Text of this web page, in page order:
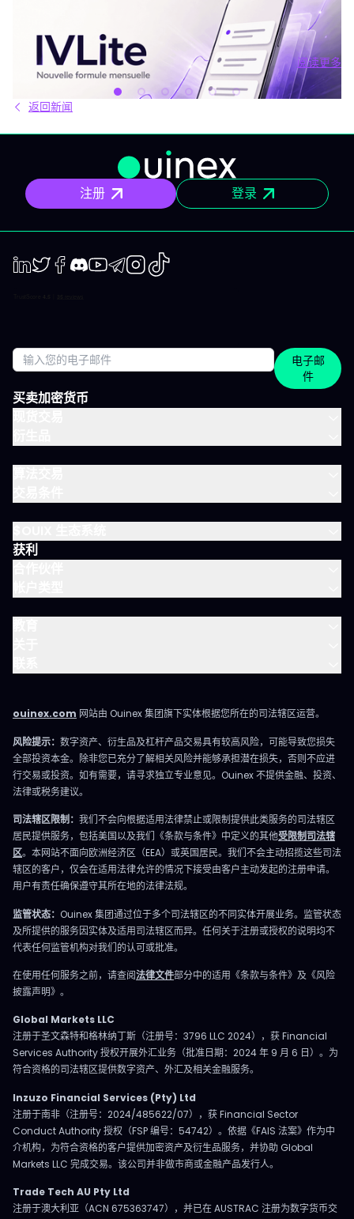
IVLite：IVT精华通知，每月仅29欧元 清晰的计划、市场简报和回
顾，直接送达您的手机与电脑，仅此而已。 问题不在于信息匮乏，
而是过剩。每天都有数十种分析、相互矛盾的观点和信号交织在市
场中。结果就是：你推迟，把事情留到“以后”，最后只能被动应对市
场，而不是主动掌控。 IVLite正是基于这个现象而诞生的。每月
29€，只为你提供一件事：IVT的核心内容通知。 IVLite究竟是什
么？ IVLite即IVT通知的访问权，仅此而已。 具体来说，你会在手机
和电脑上收到IVT教练们制作的清晰计划、短期及中期简报和市场回
信息流，无需额外的动态，不会有无关填充内容。 专为积极投资、
但有正职工作、有生活，无法整天盯着屏幕的人设计。 你将获得哪
些内容？ 精确的市场信息 清晰的情景与关键位，一目了然。你会明
确聚焦要点，不会分心。 明确的计划 预设了操作框架：关注区域、
预期情景与失效点。你不是临场才应付市场，而是有备而来。 短中
期简报 市场波动时，我们抓住波动性；趋势确定时，我们有系统地
流与真实投资者行为。不是猜测，也不是市井杂音。 IVLite的一天
举个例子，一天的节奏大致如下： 07:45 晨间简报 开盘前设定今日
基调。 09:12 今日计划，CAC 40 明确关注点、操作情景、失效
点。 14:30 中期简报，黄金 趋势形成时，科学跟随。 22:05 市场回
医疗 加密货币：BTC、ETH、SOL和山寨币 大宗商品：黄金、原
油、白银 ETF：SPY、QQQ、MSCI World 免费、IVLite、VIP：如
何定位？ IVLite特意定位于免费账户与VIP之间。如果你想获取实用
内容但不需要全方位陪伴，这是最佳选择。 你会获得 免费 IVLite
VIP 晨间简报
阅读更多
阅读
返回新闻
注册 登录
买卖加密货币
获利
Telegram
Instagram
电子邮
件
ouinex.com 网站由 Ouinex 集团旗下实体根据您所在的司法辖区运营。
风险提示： 数字资产、衍生品及杠杆产品交易具有较高风险，可能导致您损失
全部投资本金。除非您已充分了解相关风险并能够承担潜在损失，否则不应进
行交易或投资。如有需要，请寻求独立专业意见。Ouinex 不提供金融、投资、
法律或税务建议。
司法辖区限制： 我们不会向根据适用法律禁止或限制提供此类服务的司法辖区
居民提供服务，包括美国以及我们《条款与条件》中定义的其他受限制司法辖
区。本网站不面向欧洲经济区（EEA）或英国居民。我们不会主动招揽这些司法
辖区的客户，仅会在适用法律允许的情况下接受由客户主动发起的注册申请。
用户有责任确保遵守其所在地的法律法规。
监管状态： Ouinex 集团通过位于多个司法辖区的不同实体开展业务。监管状态
及所提供的服务因实体及适用司法辖区而异。任何关于注册或授权的说明均不
代表任何监管机构对我们的认可或批准。
在使用任何服务之前，请查阅法律文件部分中的适用《条款与条件》及《风险
披露声明》。
Global Markets LLC
注册于圣文森特和格林纳丁斯（注册号：3796 LLC 2024），获 Financial
Services Authority 授权开展外汇业务（批准日期：2024 年 9 月 6 日）。为
符合资格的司法辖区提供数字资产、外汇及相关金融服务。
Inzuzo Financial Services (Pty) Ltd
注册于南非（注册号：2024/485622/07），获 Financial Sector
Conduct Authority 授权（FSP 编号：54742）。依据《FAIS 法案》作为中
介机构，为符合资格的客户提供加密资产及衍生品服务，并协助 Global
Markets LLC 完成交易。该公司并非做市商或金融产品发行人。
Trade Tech AU Pty Ltd
注册于澳大利亚（ACN 675363747），并已在 AUSTRAC 注册为数字货币交